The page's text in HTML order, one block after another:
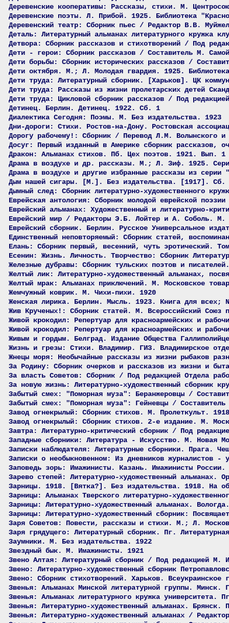
Деревенские кооперативы: Рассказы, стихи. М.
Деревенские поэты. Л. Прибой. 1925. Библиотека
Деревенский театр: Сборник пьес / Редактор В.В.
Деталь: Литературный альманах литературного кружка
Детвора: Сборник рассказов и стихотворений / Под
Дети - герои: Сборник рассказов / Составитель М.
Дети борьбы: Сборник исторических рассказов /
Дети октября. М.; Л. Молодая гвардия. 1925.
Дети труда: Литературный сборник. [Харьков]. ЦК
Дети труда: Рассказы из жизни пролетарских детей
Дети труда: Цикловой сборник рассказов / Под
Детинец. Берлин. Детинец. 1922. Сб. 1
Диалектика Сегодня: Поэмы. М. Без издательства. 1923
Дни-дороги: Стихи. Ростов-на-Дону. Ростовская
Дорогу рабочему!: Сборник / Перевод Л.М. Волынского
Досуг: Первый изданный в Америке сборник рассказов,
Дракон: Альманах стихов. Пб. Цех поэтов. 1921. Вып. 1
Драма в воздухе и др. рассказы. М.; Л. Зиф. 1925.
Драма в воздухе и другие избранные рассказы из
Дым нашей сигары. [М.]. Без издательства. [1917]. Сб.
Дымный след: Сборник литературно-художественного
Еврейская антология: Сборник молодой еврейской
Еврейский альманах: Художественный и литературно-
Еврейский мир / Редакторы Э.Б. Лойтер и А. Соболь.
Еврейский сборник. Берлин. Русское Универсальное
Единственный неповторяемый: Сборник статей,
Елань: Сборник первый, весенний, чуть эротический.
Есенин: Жизнь. Личность. Творчество: Сборник
Железные дубравы: Сборник тульских поэтов и
Желтый лик: Литературно-художественный альманах,
Желтый мрак: Альманах приключений. М. Московское
Жемчужный коврик. М. Чихи-пихи. 1920
Женская лирика. Берлин. Мысль. 1923. Книга для всех;
Жив Крученых!: Сборник статей. М. Всероссийский Союз
Живой крокодил: Репертуар для красноармейских и
Живой крокодил: Репертуар для красноармейских и
Живым и гордым. Белград. Издание Общества
Жизнь и грезы: Стихи. Владимир. ГИЗ. Владимирское
Жнецы моря: Необычайные рассказы из жизни рыбаков
За Родину: Сборник очерков и рассказов из жизни и
За власть Советов: Сборник / Под редакцией Отдела
За новую жизнь: Литературно-художественный сборник
Забытый смех: "Поморная муза": Беранжеровцы /
Забытый смех: "Поморная муза": Гейневцы /
Завод огнекрылый: Сборник стихов. М. Пролеткульт. 1918
Завод огнекрылый: Сборник стихов. 2-е издание. М.
Завтра: Литературно-критический сборник / Под
Западные сборники: Литература - Искусство. М. Новая
Записки наблюдателя: Литературные сборники. Прага.
Записки о необыкновенном: Из дневников
Заповедь зорь: Имажинисты. Казань. Имажинисты России.
Зарево степей: Литературно-художественный альманах.
Зарницы. 1918. [Вятка?]. Без издательства. 1918. На
Зарницы: Альманах Тверского литературно-
Зарницы: Литературно-художественный альманах.
Зарницы: Литературно-художественный сборник:
Заря Советов: Повести, рассказы и стихи. М.; Л.
Заря грядущего: Литературный сборник. Пг.
Заумники. М. Без издательства. 1922
Звездный бык. М. Имажинисты. 1921
Звено Алтая: Литературный сборник / Под редакцией М.
Звено: Литературно-художественный сборник
Звено: Сборник стихотворений. Харьков. Всеукраинское
Звенья: Альманах Минской литературной группы. Минск.
Звенья: Альманах литературного кружка университета.
Звенья: Литературно-художественный альманах. Брянск.
Звенья: Литературно-художественный альманах /